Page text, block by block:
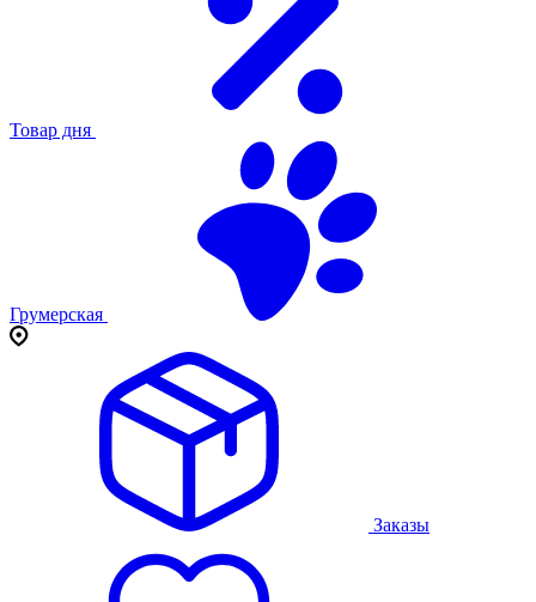
Товар дня
Грумерская
Заказы